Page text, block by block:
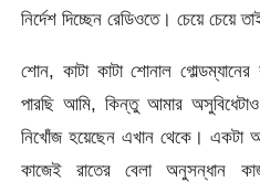
নির্দেশ দিচ্ছেন রেডিওতে। চেয়ে চেয়ে
শোন, কাটা কাটা শোনাল
পারছি আমি, কিন্তু আমার
নিখোঁজ হয়েছেন এখান থেকে। একটা
কাজেই রাতের বেলা অনুসন্ধান